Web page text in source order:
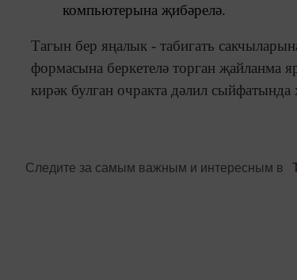
компьютерына җибәрелә.
Тагын бер яңалык - табигать
формасына беркетелә торган җайланма
кирәк булган очракта дәлил
Следите за самым важным и интересным в